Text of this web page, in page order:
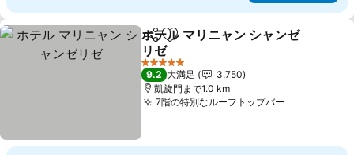
シェアお気に入りに追加
ホテル マリニャン シャンゼ
リゼ
5 ホテルのランク
9.2 大満足
3,750
凱旋門まで1.0 km
7階の特別なルーフトップバー